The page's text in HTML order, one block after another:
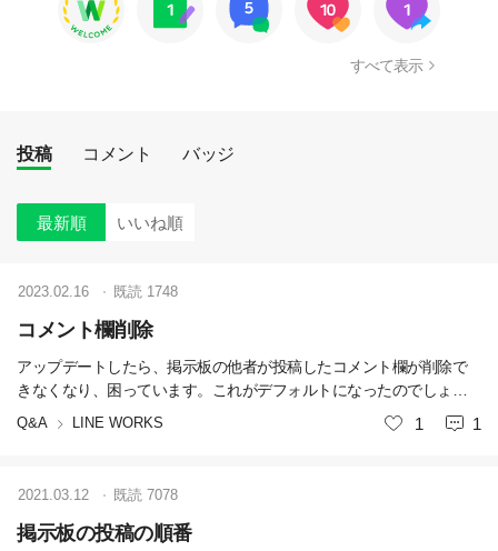
すべて表示
投稿 コメント バッジ
最新順 いいね順
コメント欄削除
アップデートしたら、掲示板の他者が投稿したコメント欄が削除で
きなくなり、困っています。これがデフォルトになったのでしょう
か？ アップデートの詳細を見ても書いてありません。
Q&A LINE WORKS
2023.02.16 既読 1748
いいね
1 1
掲示板の投稿の順番
2021.03.12 既読 7078